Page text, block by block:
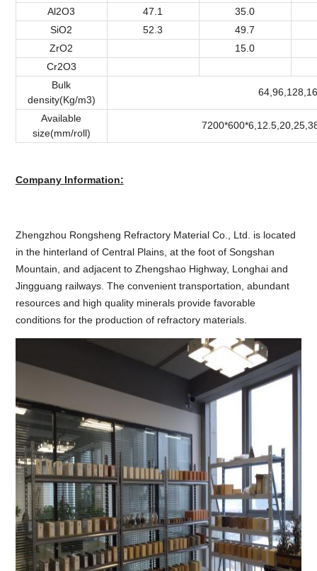
Al2O3
47.1
35.0
SiO2
52.3
49.7
ZrO2
15.0
Cr2O3
Bulk
density(Kg/m3)
Available
size(mm/roll)
Company Information:
Zhengzhou Rongsheng Refractory Material Co., Ltd. is located
in the hinterland of Central Plains, at the foot of Songshan
Mountain, and adjacent to Zhengshao Highway, Longhai and
Jingguang railways. The convenient transportation, abundant
resources and high quality minerals provide favorable
conditions for the production of refractory materials.